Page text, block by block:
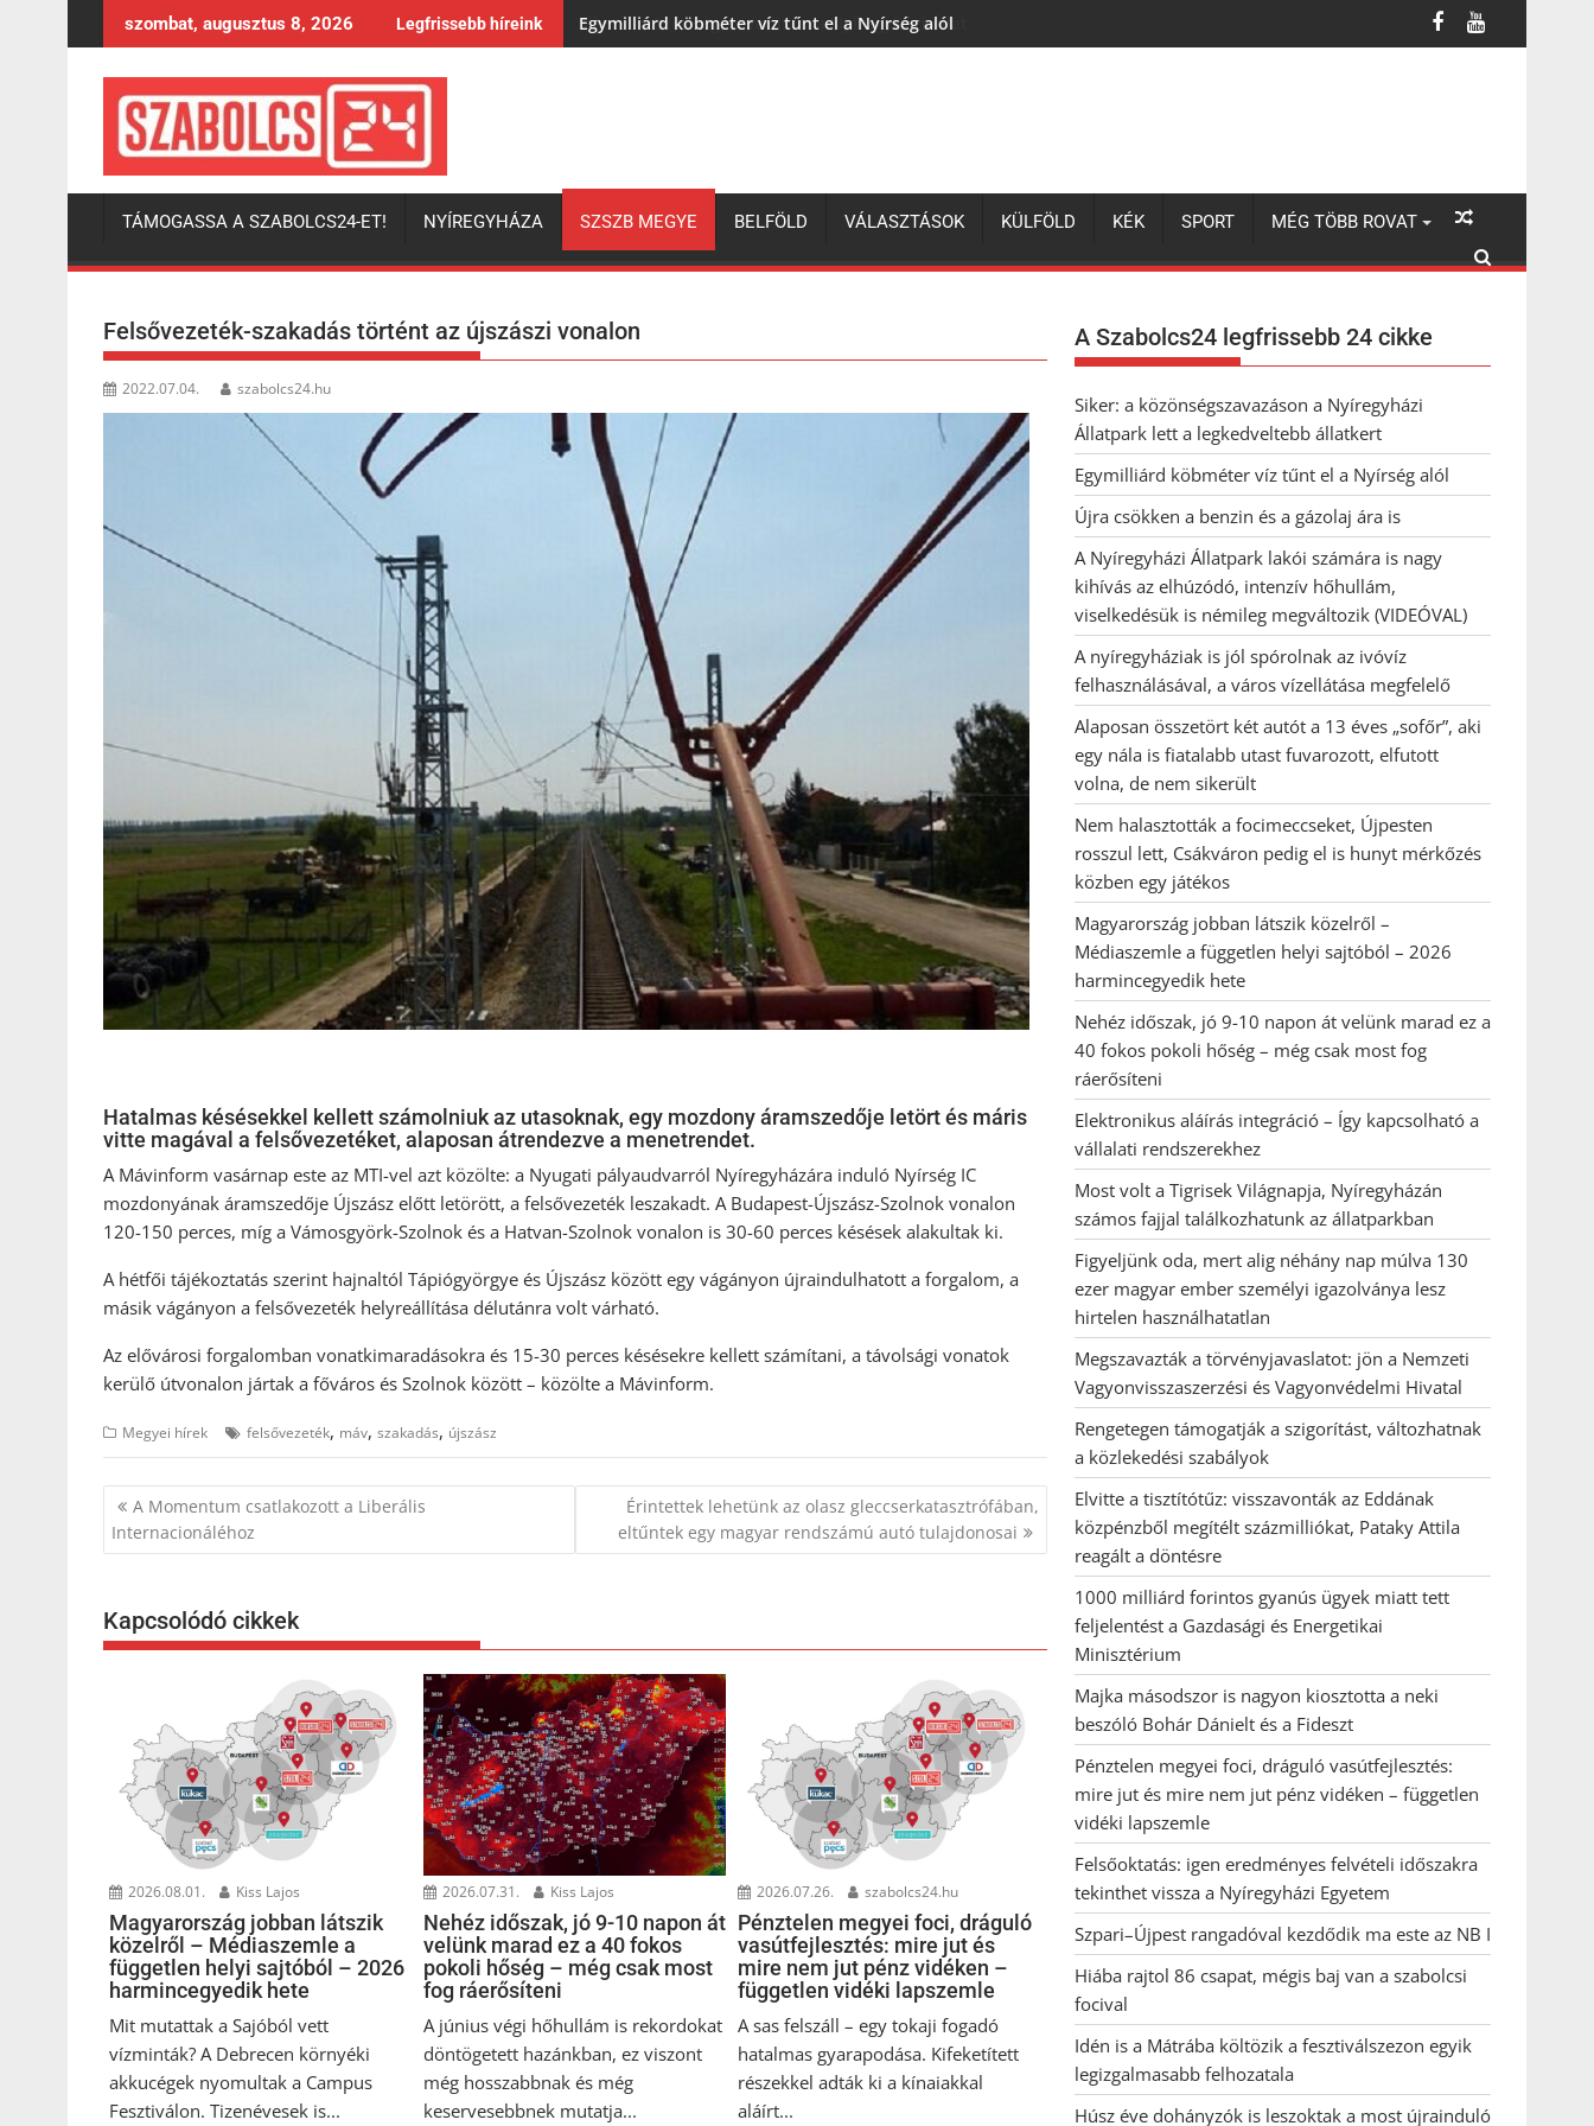
to
szombat, augusztus 8, 2026 Legfrissebb híreink Egymilliárd köbméter víz tűnt el a Nyírség alól
TÁMOGASSA A SZABOLCS24-ET! NYÍREGYHÁZA SZSZB MEGYE BELFÖLD VÁLASZTÁSOK KÜLFÖLD KÉK SPORT MÉG TÖBB ROVAT
Felsővezeték-szakadás történt az újszászi vonalon
2022.07.04. szabolcs24.hu
Hatalmas késésekkel kellett számolniuk az utasoknak, egy mozdony áramszedője letört és máris
vitte magával a felsővezetéket, alaposan átrendezve a menetrendet.
A Mávinform vasárnap este az MTI-vel azt közölte: a Nyugati pályaudvarról Nyíregyházára induló Nyírség IC
mozdonyának áramszedője Újszász előtt letörött, a felsővezeték leszakadt. A Budapest-Újszász-Szolnok vonalon
120-150 perces, míg a Vámosgyörk-Szolnok és a Hatvan-Szolnok vonalon is 30-60 perces késések alakultak ki.
A hétfői tájékoztatás szerint hajnaltól Tápiógyörgye és Újszász között egy vágányon újraindulhatott a forgalom, a
másik vágányon a felsővezeték helyreállítása délutánra volt várható.
Az elővárosi forgalomban vonatkimaradásokra és 15-30 perces késésekre kellett számítani, a távolsági vonatok
kerülő útvonalon jártak a főváros és Szolnok között – közölte a Mávinform.
Megyei hírek felsővezeték, máv, szakadás, újszász
Bejegyzés
navigáció
A Momentum csatlakozott a Liberális
Internacionáléhoz
Érintettek lehetünk az olasz gleccserkatasztrófában,
eltűntek egy magyar rendszámú autó tulajdonosai
Kapcsolódó cikkek
2026.08.01. Kiss Lajos
Magyarország jobban látszik
közelről – Médiaszemle a
független helyi sajtóból – 2026
harmincegyedik hete
Mit mutattak a Sajóból vett
vízminták? A Debrecen környéki
akkucégek nyomultak a Campus
Fesztiválon. Tizenévesek is...
2026.07.31. Kiss Lajos
Nehéz időszak, jó 9-10 napon át
velünk marad ez a 40 fokos
pokoli hőség – még csak most
fog ráerősíteni
A június végi hőhullám is rekordokat
döntögetett hazánkban, ez viszont
még hosszabbnak és még
keservesebbnek mutatja...
2026.07.26. szabolcs24.hu
Pénztelen megyei foci, dráguló
vasútfejlesztés: mire jut és
mire nem jut pénz vidéken –
független vidéki lapszemle
A sas felszáll – egy tokaji fogadó
hatalmas gyarapodása. Kifeketített
részekkel adták ki a kínaiakkal
aláírt...
A Szabolcs24 legfrissebb 24 cikke
Siker: a közönségszavazáson a Nyíregyházi
Állatpark lett a legkedveltebb állatkert
Egymilliárd köbméter víz tűnt el a Nyírség alól
Újra csökken a benzin és a gázolaj ára is
A Nyíregyházi Állatpark lakói számára is nagy
kihívás az elhúzódó, intenzív hőhullám,
viselkedésük is némileg megváltozik (VIDEÓVAL)
A nyíregyháziak is jól spórolnak az ivóvíz
felhasználásával, a város vízellátása megfelelő
Alaposan összetört két autót a 13 éves „sofőr”, aki
egy nála is fiatalabb utast fuvarozott, elfutott
volna, de nem sikerült
Nem halasztották a focimeccseket, Újpesten
rosszul lett, Csákváron pedig el is hunyt mérkőzés
közben egy játékos
Magyarország jobban látszik közelről –
Médiaszemle a független helyi sajtóból – 2026
harmincegyedik hete
Nehéz időszak, jó 9-10 napon át velünk marad ez a
40 fokos pokoli hőség – még csak most fog
ráerősíteni
Elektronikus aláírás integráció – Így kapcsolható a
vállalati rendszerekhez
Most volt a Tigrisek Világnapja, Nyíregyházán
számos fajjal találkozhatunk az állatparkban
Figyeljünk oda, mert alig néhány nap múlva 130
ezer magyar ember személyi igazolványa lesz
hirtelen használhatatlan
Megszavazták a törvényjavaslatot: jön a Nemzeti
Vagyonvisszaszerzési és Vagyonvédelmi Hivatal
Rengetegen támogatják a szigorítást, változhatnak
a közlekedési szabályok
Elvitte a tisztítótűz: visszavonták az Eddának
közpénzből megítélt százmilliókat, Pataky Attila
reagált a döntésre
1000 milliárd forintos gyanús ügyek miatt tett
feljelentést a Gazdasági és Energetikai
Minisztérium
Majka másodszor is nagyon kiosztotta a neki
beszóló Bohár Dánielt és a Fideszt
Pénztelen megyei foci, dráguló vasútfejlesztés:
mire jut és mire nem jut pénz vidéken – független
vidéki lapszemle
Felsőoktatás: igen eredményes felvételi időszakra
tekinthet vissza a Nyíregyházi Egyetem
Szpari–Újpest rangadóval kezdődik ma este az NB I
Hiába rajtol 86 csapat, mégis baj van a szabolcsi
focival
Idén is a Mátrába költözik a fesztiválszezon egyik
legizgalmasabb felhozatala
Húsz éve dohányzók is leszoktak a most újrainduló